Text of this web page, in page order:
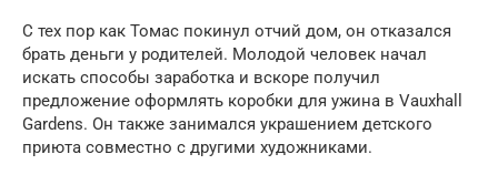
С тех пор как Томас покинул отчий дом, он отказался
брать деньги у родителей. Молодой человек начал
искать способы заработка и вскоре получил
предложение оформлять коробки для ужина в Vauxhall
Gardens. Он также занимался украшением детского
приюта совместно с другими художниками.